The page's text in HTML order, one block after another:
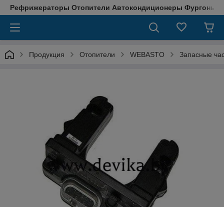
Рефрижераторы Отопители Автокондиционеры Фургоны
Продукция Отопители WEBASTO Запасные